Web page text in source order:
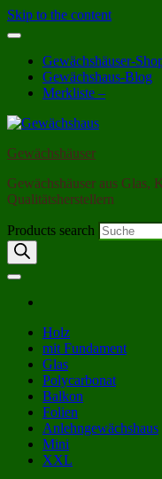
Skip to the content
Gewächshäuser-
Gewächshaus-Blog
Merkliste –
Gewächshäuser
Gewächshäuser aus Glas,
Qualitätsherstellern
Products search
Holz
mit Fundament
Glas
Polycarbonat
Balkon
Folien
Anlehngewächshaus
Mini
XXL